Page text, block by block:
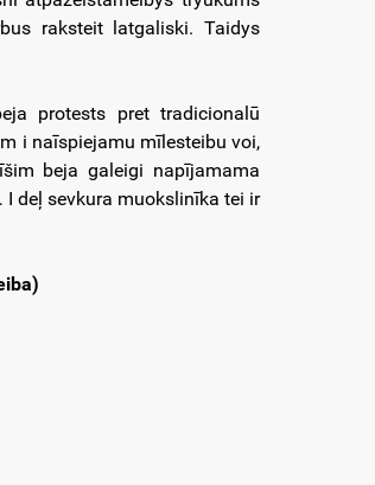
raksteit latgaliski. Taidys
protests pret tradicionalū
i naīspiejamu mīlesteibu voi,
beja galeigi napījamama
deļ sevkura muokslinīka tei ir